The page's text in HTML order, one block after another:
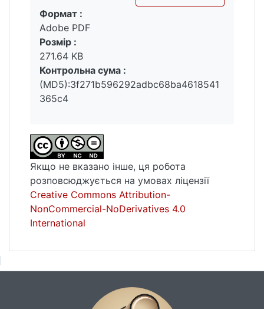
акцентуйована мовна особистість,
паранояльна мовна особистість,
конспіративістський дискурс, маніпуляція,
конфліктний дискурс, агональність,
політична риторика.
Вантажиться...
Формат :
Adobe PDF
Розмір :
271.64 KB
Контрольна сума :
(MD5):3f271b596292adbc68ba4618541
365c4
Якщо не вказано інше, ця робота
розповсюджується на умовах ліцензії
Creative Commons Attribution-
NonCommercial-NoDerivatives 4.0
International